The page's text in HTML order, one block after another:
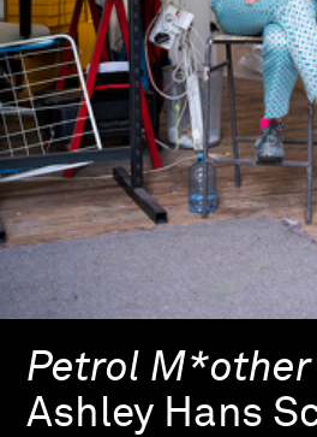
Petrol M*other
Ashley Hans